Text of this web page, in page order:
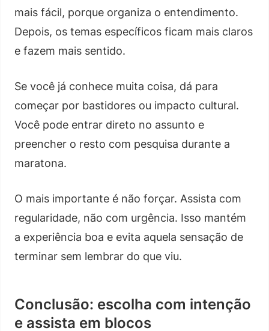
mais fácil, porque organiza o entendimento.
Depois, os temas específicos ficam mais claros
e fazem mais sentido.
Se você já conhece muita coisa, dá para
começar por bastidores ou impacto cultural.
Você pode entrar direto no assunto e
preencher o resto com pesquisa durante a
maratona.
O mais importante é não forçar. Assista com
regularidade, não com urgência. Isso mantém
a experiência boa e evita aquela sensação de
terminar sem lembrar do que viu.
Conclusão: escolha com intenção
e assista em blocos